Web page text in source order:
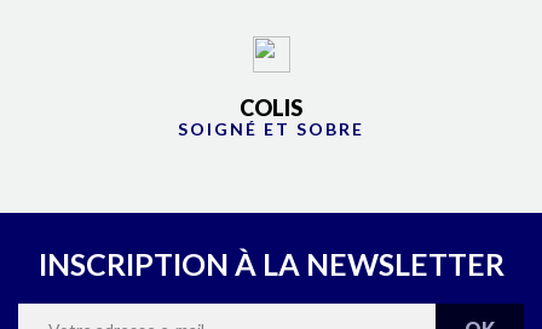
COLIS
SOIGNÉ ET SOBRE
INSCRIPTION À LA NEWSLETTER